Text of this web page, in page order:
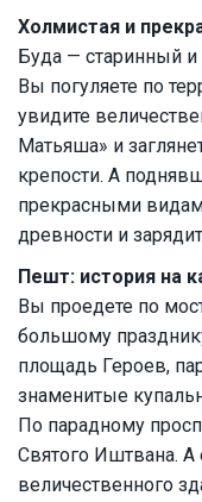
Холмистая и
Буда — старинный
Вы погуляете по
увидите
Матьяша» и
крепости. А
прекрасными
древности и
Пешт: история на
Вы проедете по
большому
площадь Героев,
знаменитые
По парадному
Святого Иштвана. А
величественного